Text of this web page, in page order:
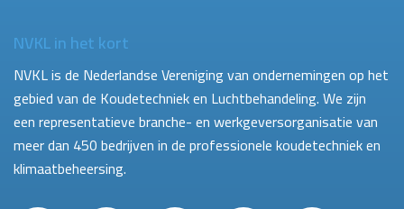
NVKL in het kort
NVKL is de Nederlandse Vereniging van ondernemingen op het
gebied van de Koudetechniek en Luchtbehandeling. We zijn
een representatieve branche- en werkgeversorganisatie van
meer dan 450 bedrijven in de professionele koudetechniek en
klimaatbeheersing.